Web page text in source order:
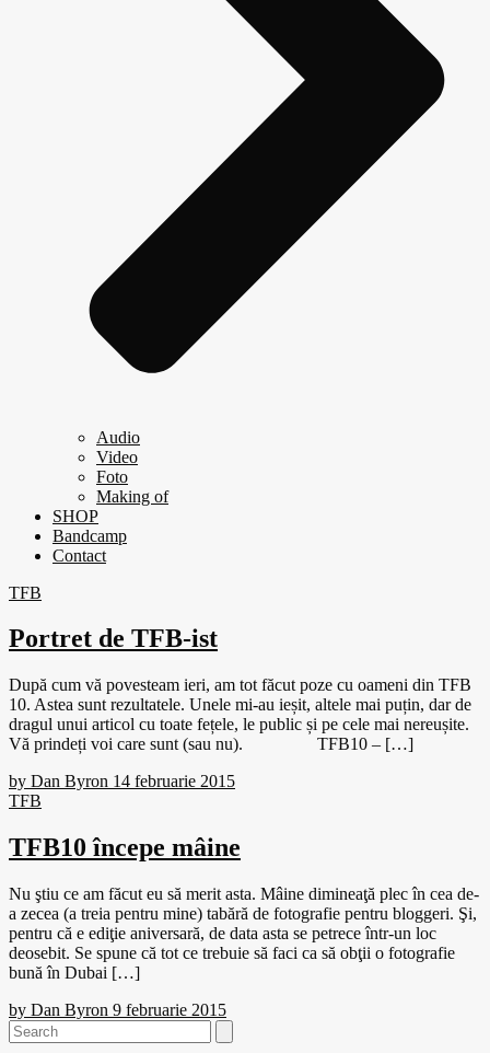
Audio
Video
Foto
Making of
SHOP
Bandcamp
Contact
TFB
Portret de TFB-ist
După cum vă povesteam ieri, am tot făcut poze cu oameni din TFB
10. Astea sunt rezultatele. Unele mi-au ieșit, altele mai puțin, dar de
dragul unui articol cu toate fețele, le public și pe cele mai nereușite.
Vă prindeți voi care sunt (sau nu). TFB10 – […]
by Dan Byron 14 februarie 2015
TFB
TFB10 începe mâine
Nu ştiu ce am făcut eu să merit asta. Mâine dimineaţă plec în cea de-
a zecea (a treia pentru mine) tabără de fotografie pentru bloggeri. Şi,
pentru că e ediţie aniversară, de data asta se petrece într-un loc
deosebit. Se spune că tot ce trebuie să faci ca să obţii o fotografie
bună în Dubai […]
by Dan Byron 9 februarie 2015
Search
for: